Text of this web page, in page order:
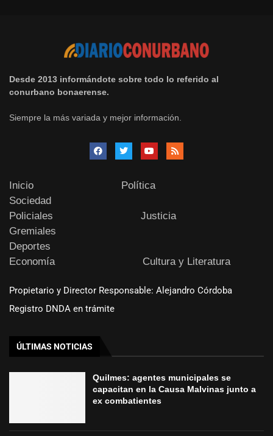
Desde 2013 informándote sobre todo lo referido al
conurbano bonaerense.
Siempre la más variada y mejor información.
Inicio
Política
Sociedad
Policiales
Justicia
Gremiales
Deportes
Economía
Cultura y Literatura
Propietario y Director Responsable: Alejandro Córdoba
Registro DNDA en trámite
ÚLTIMAS NOTICIAS
Quilmes: agentes municipales se
capacitan en la Causa Malvinas junto a
ex combatientes